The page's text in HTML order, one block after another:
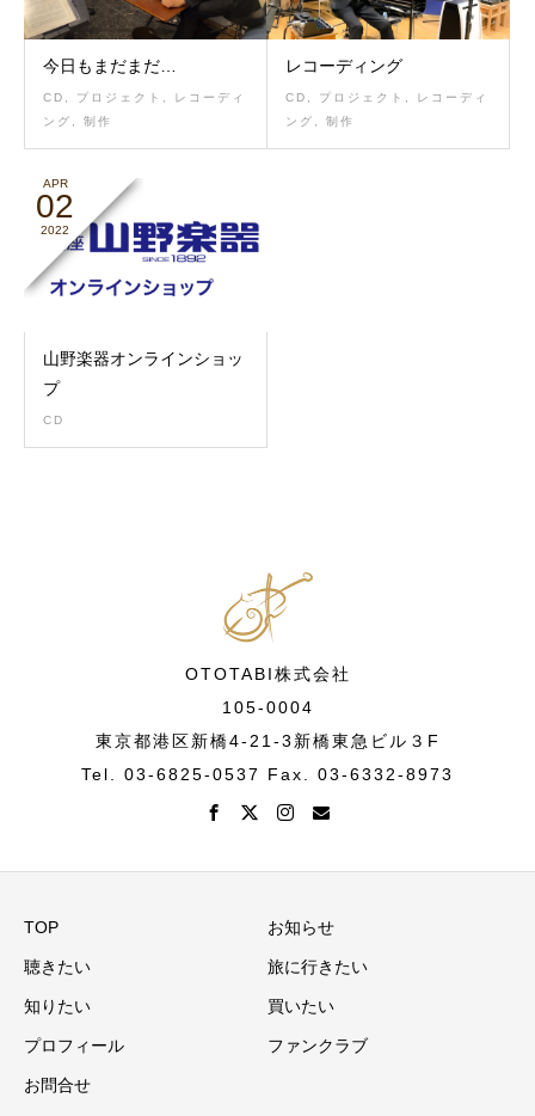
今日もまだまだ…
CD プロジェクト
レコーディ
ング
制作
レコーディング
CD プロジェクト
レコーディ
ング
制作
APR
02
2022
山野楽器オンラインショッ
プ
CD
OTOTABI株式会社
105-0004
東京都港区新橋4-21-3新橋東急ビル３F
Tel. 03-6825-0537 Fax. 03-6332-8973
TOP お知らせ
聴きたい 旅に行きたい
知りたい 買いたい
プロフィール ファンクラブ
お問合せ